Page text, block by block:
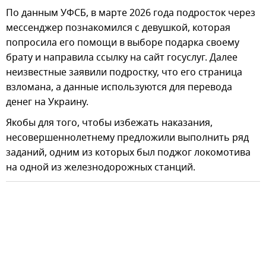
По данным УФСБ, в марте 2026 года подросток через
мессенджер познакомился с девушкой, которая
попросила его помощи в выборе подарка своему
брату и направила ссылку на сайт госуслуг. Далее
неизвестные заявили подростку, что его страница
взломана, а данные используются для перевода
денег на Украину.
Якобы для того, чтобы избежать наказания,
несовершеннолетнему предложили выполнить ряд
заданий, одним из которых был поджог локомотива
на одной из железнодорожных станций.